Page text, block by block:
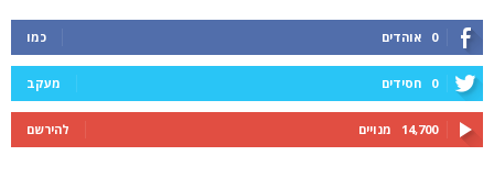
0 אוהדים כמו
0 חסידים מעקב
14,700 מנויים להירשם